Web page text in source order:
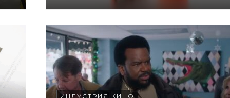
ИНДУСТРИЯ КИНО